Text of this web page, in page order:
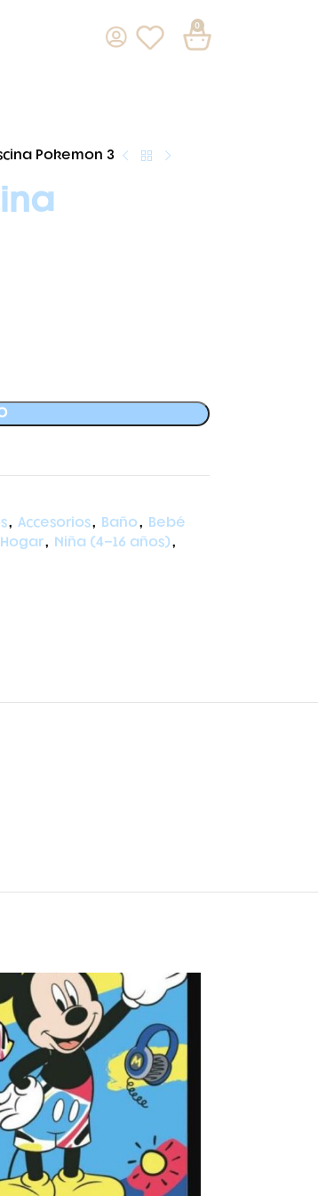
0
Pokemon 3
, Accesorios, Baño, Bebé
Hogar, Niña (4-16 años),